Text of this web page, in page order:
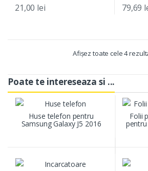
21,00 lei 79,69
Afișez toate cele 4
Poate te intereseaza si ...
Huse telefon pentru
Samsung Galaxy J5 2016
Folii
pentru